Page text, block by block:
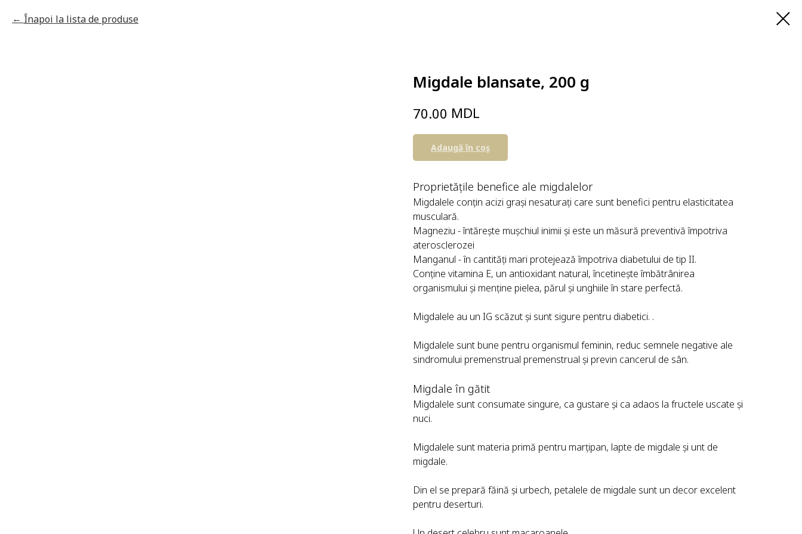
Înapoi la lista de produse
Migdale blansate, 200 g
70.00 MDL
Adaugă în coş
Proprietățile benefice ale migdalelor
Migdalele conțin acizi grași nesaturați care sunt benefici pentru elasticitatea
musculară.
Magneziu - întărește mușchiul inimii și este un măsură preventivă împotriva
aterosclerozei
Manganul - în cantități mari protejează împotriva diabetului de tip II.
Conține vitamina E, un antioxidant natural, încetinește îmbătrânirea
organismului și menține pielea, părul și unghiile în stare perfectă.
Migdalele au un IG scăzut și sunt sigure pentru diabetici. .
Migdalele sunt bune pentru organismul feminin, reduc semnele negative ale
sindromului premenstrual premenstrual și previn cancerul de sân.
Migdale în gătit
Migdalele sunt consumate singure, ca gustare și ca adaos la fructele uscate și
nuci.
Migdalele sunt materia primă pentru marțipan, lapte de migdale și unt de
migdale.
Din el se prepară făină și urbech, petalele de migdale sunt un decor excelent
pentru deserturi.